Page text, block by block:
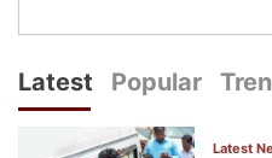
Latest Popular
Latest